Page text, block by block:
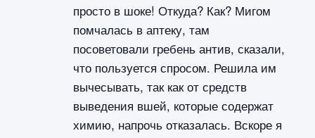
просто в шоке! Откуда? Как? Мигом
помчалась в аптеку, там
посоветовали гребень антив, сказали,
что пользуется спросом. Решила им
вычесывать, так как от средств
выведения вшей, которые содержат
химию, напрочь отказалась. Вскоре я